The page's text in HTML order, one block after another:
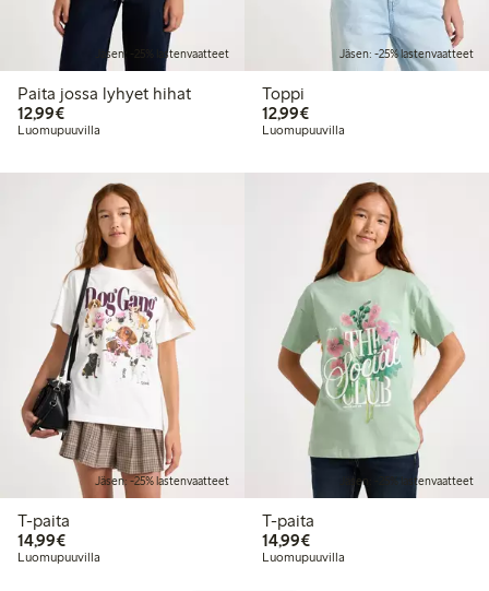
Jäsen: -25% lastenvaatteet
Paita jossa lyhyet hihat
12,99€12,99 €
Luomupuuvilla
Jäsen: -25% lastenvaatteet
Toppi
12,99€12,99 €
Luomupuuvilla
Jäsen: -25% lastenvaatteet
T-paita
14,99€14,99 €
Luomupuuvilla
Jäsen: -25% lastenvaatteet
T-paita
14,99€14,99 €
Luomupuuvilla